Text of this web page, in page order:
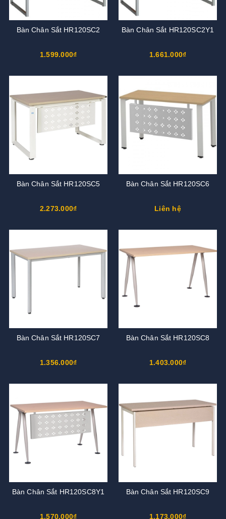
Bàn Chân Sắt HR120SC2
1.599.000₫
Bàn Chân Sắt HR120SC2Y1
1.661.000₫
Bàn Chân Sắt HR120SC5
2.273.000₫
Bàn Chân Sắt HR120SC6
Liên hệ
Bàn Chân Sắt HR120SC7
1.356.000₫
Bàn Chân Sắt HR120SC8
1.403.000₫
Bàn Chân Sắt HR120SC8Y1
1.570.000₫
Bàn Chân Sắt HR120SC9
1.173.000₫